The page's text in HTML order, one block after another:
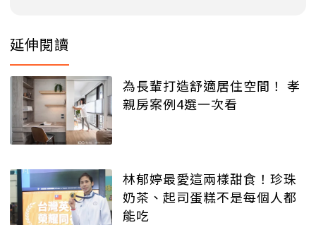
延伸閱讀
為長輩打造舒適居住空間！ 孝
親房案例4選一次看
林郁婷最愛這兩樣甜食！珍珠
奶茶、起司蛋糕不是每個人都
能吃